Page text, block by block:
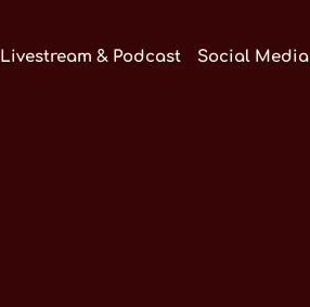
& Podcast Social Media